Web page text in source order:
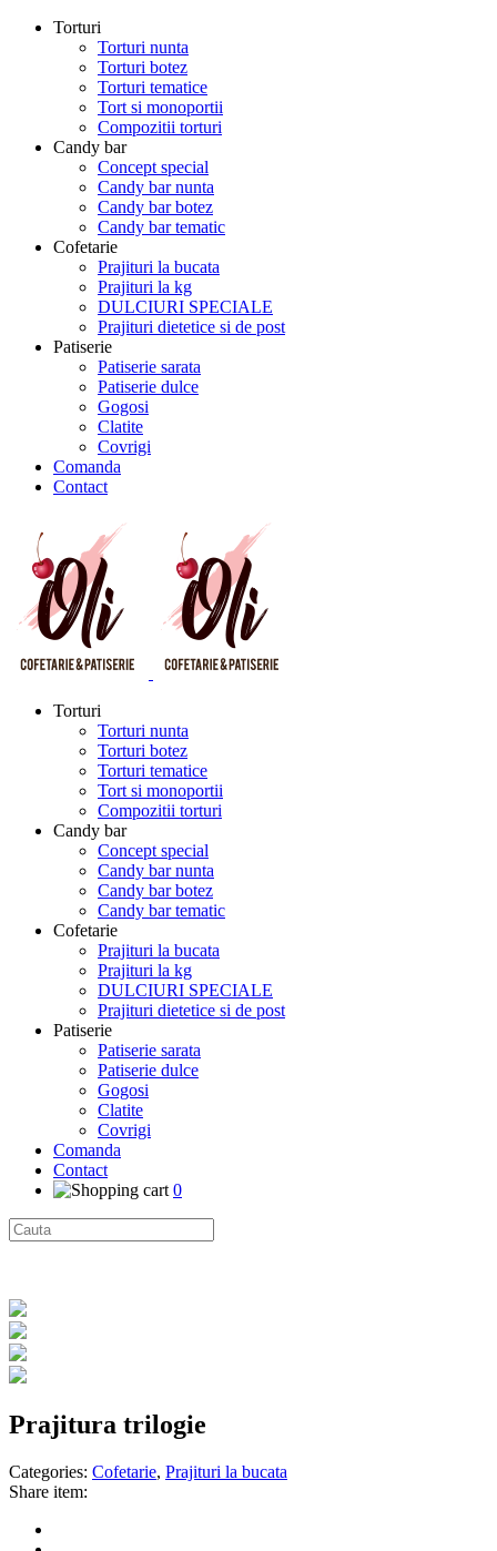
Torturi
Torturi nunta
Torturi botez
Torturi tematice
Tort si monoportii
Compozitii torturi
Candy bar
Concept special
Candy bar nunta
Candy bar botez
Candy bar tematic
Cofetarie
Prajituri la bucata
Prajituri la kg
DULCIURI SPECIALE
Prajituri dietetice si de post
Patiserie
Patiserie sarata
Patiserie dulce
Gogosi
Clatite
Covrigi
Comanda
Contact
Torturi
Torturi nunta
Torturi botez
Torturi tematice
Tort si monoportii
Compozitii torturi
Candy bar
Concept special
Candy bar nunta
Candy bar botez
Candy bar tematic
Cofetarie
Prajituri la bucata
Prajituri la kg
DULCIURI SPECIALE
Prajituri dietetice si de post
Patiserie
Patiserie sarata
Patiserie dulce
Gogosi
Clatite
Covrigi
Comanda
Contact
0
Prajitura trilogie
Categories: Cofetarie, Prajituri la bucata
Share item: